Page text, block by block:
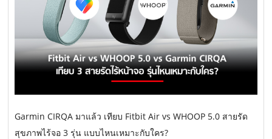
Garmin CIRQA มาแล้ว เทียบ Fitbit Air vs WHOOP 5.0 สายรัด
สุขภาพไร้จอ 3 รุ่น แบบไหนเหมาะกับใคร?